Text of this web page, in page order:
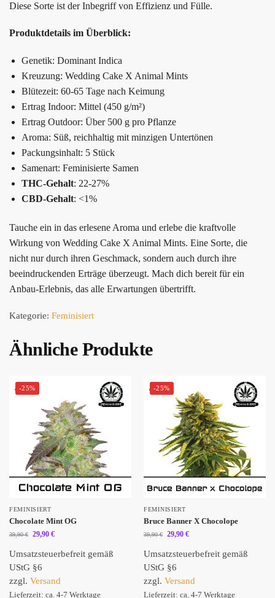
Diese Sorte ist der Inbegriff von Effizienz und Fülle.
Produktdetails im Überblick:
Genetik: Dominant Indica
Kreuzung: Wedding Cake X Animal Mints
Blütezeit: 60-65 Tage nach Keimung
Ertrag Indoor: Mittel (450 g/m²)
Ertrag Outdoor: Über 500 g pro Pflanze
Aroma: Süß, reichhaltig mit minzigen Untertönen
Packungsinhalt: 5 Stück
Samenart: Feminisierte Samen
THC-Gehalt: 22-27%
CBD-Gehalt: <1%
Tauche ein in das erlesene Aroma und erlebe die kraftvolle
Wirkung von Wedding Cake X Animal Mints. Eine Sorte, die
nicht nur durch ihren Geschmack, sondern auch durch ihre
beeindruckenden Erträge überzeugt. Mach dich bereit für ein
Anbau-Erlebnis, das alle Erwartungen übertrifft.
Kategorie: Feminisiert
Ähnliche Produkte
-25%
FEMINISIERT
Chocolate Mint OG
39,90€ 29,90 €
Umsatzsteuerbefreit gemäß
UStG §6
zzgl. Versand
Lieferzeit: ca. 4-7 Werktage
-25%
FEMINISIERT
Bruce Banner X Chocolope
39,90€ 29,90 €
Umsatzsteuerbefreit gemäß
UStG §6
zzgl. Versand
Lieferzeit: ca. 4-7 Werktage